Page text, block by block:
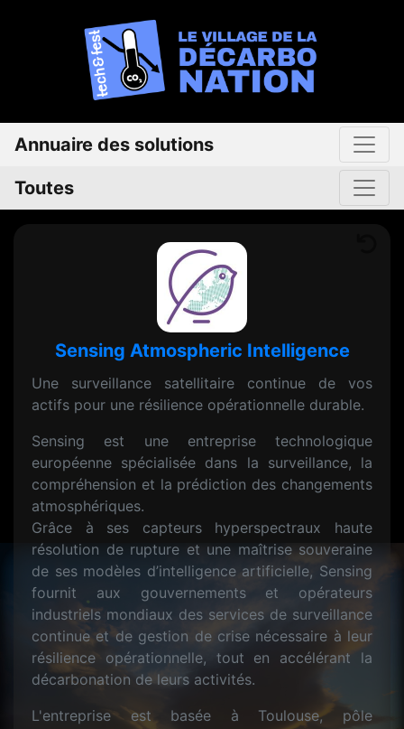
Annuaire des solutions
Toutes
Sensing Atmospheric Intelligence
Une surveillance satellitaire continue de vos
actifs pour une résilience opérationnelle durable.
Sensing est une entreprise technologique
européenne spécialisée dans la surveillance, la
compréhension et la prédiction des changements
atmosphériques.
Grâce à ses capteurs hyperspectraux haute
résolution de rupture et une maîtrise souveraine
de ses modèles d’intelligence artificielle, Sensing
fournit aux gouvernements et opérateurs
industriels mondiaux des services de surveillance
continue et de gestion de crise nécessaire à leur
résilience opérationnelle, tout en accélérant la
décarbonation de leurs activités.
L'entreprise est basée à Toulouse, pôle